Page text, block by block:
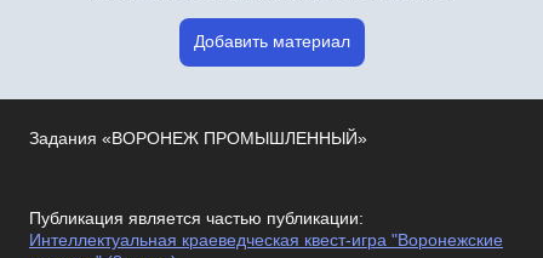
Добавить материал
Задания «ВОРОНЕЖ ПРОМЫШЛЕННЫЙ»
Публикация является частью публикации:
Интеллектуальная краеведческая квест-игра "Воронежские